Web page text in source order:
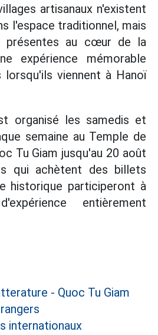
artisanaux n'existent
l'espace traditionnel, mais
présentes au cœur de la
expérience mémorable
viennent à Hanoï
organisé les samedis et
semaine au Temple de
Tu Giam jusqu'au 20 août
qui achètent des billets
historique participeront à
entièrement
- Quoc Tu Giam
internationaux